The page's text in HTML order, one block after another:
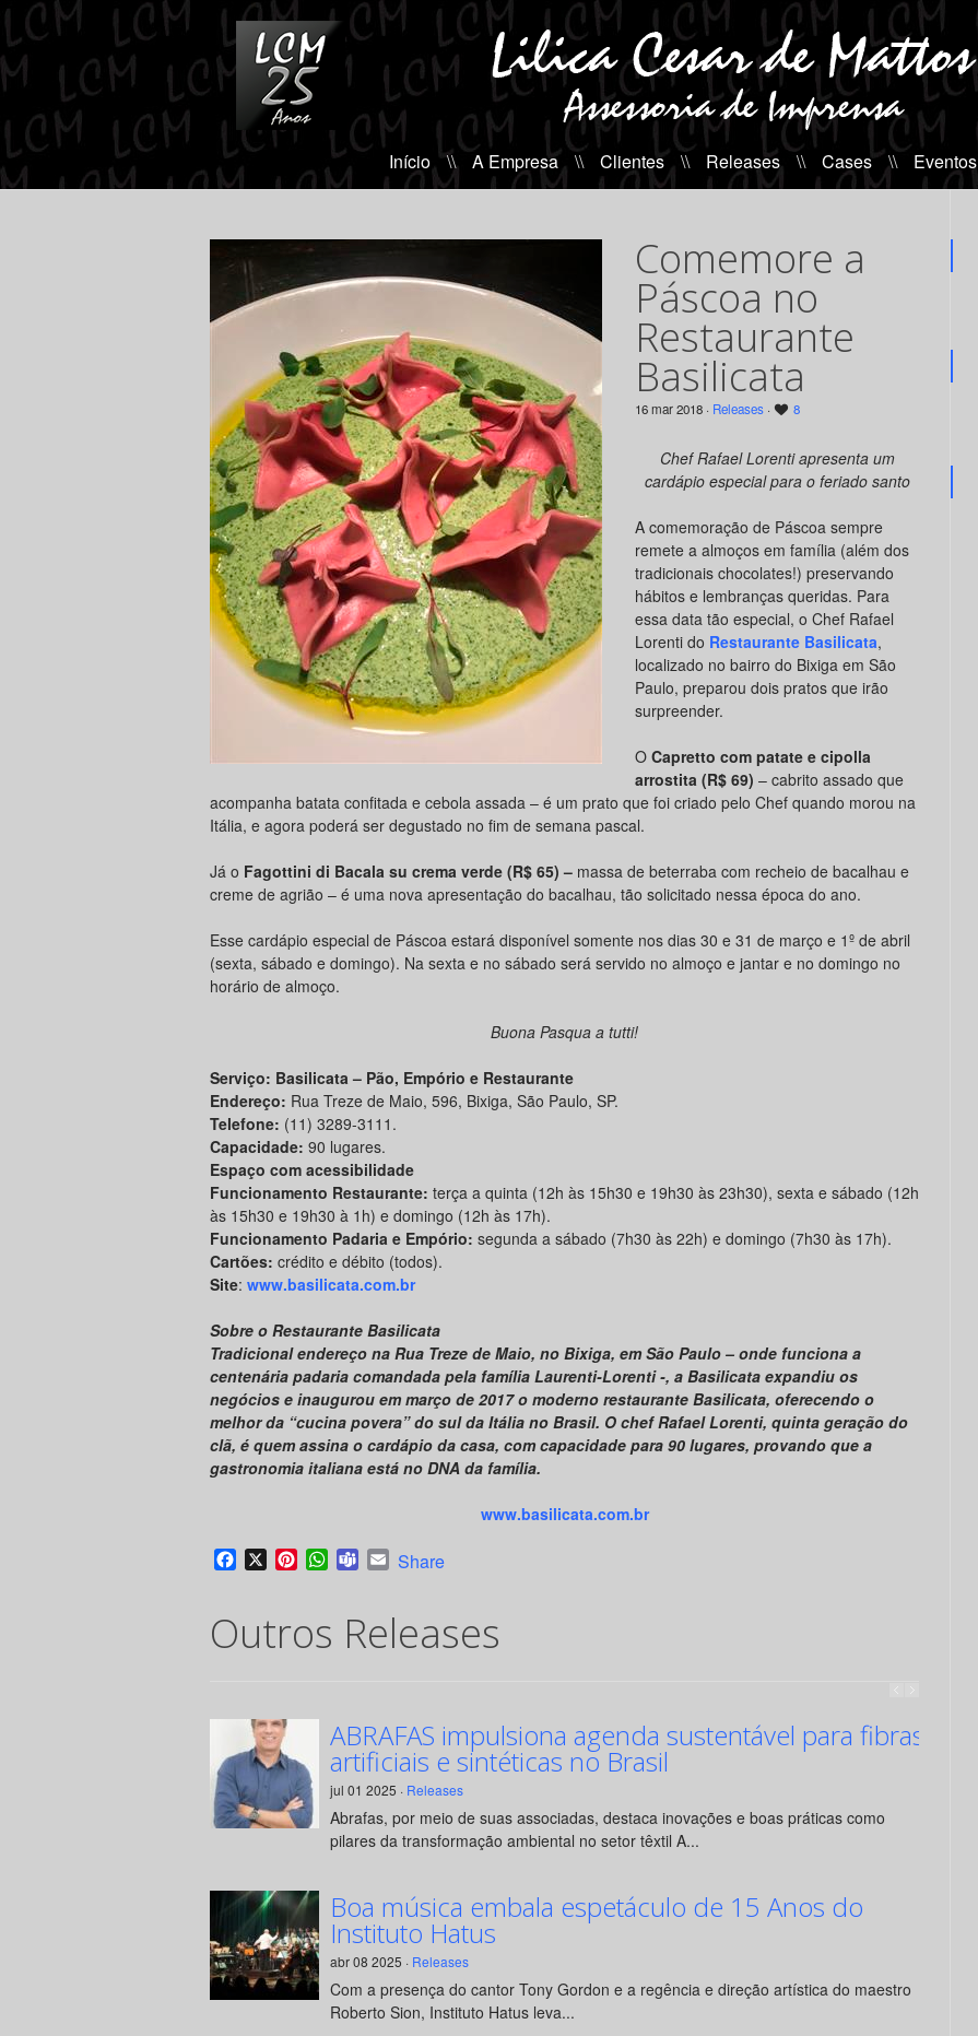
Início \\ A Empresa \\ Clientes \\ Releases \\ Cases \\ Eventos
Comemore a
Páscoa no
Restaurante
Basilicata
16 mar 2018 · Releases · 8
Chef Rafael Lorenti apresenta um
cardápio especial para o feriado santo
A comemoração de Páscoa sempre
remete a almoços em família (além dos
tradicionais chocolates!) preservando
hábitos e lembranças queridas. Para
essa data tão especial, o Chef Rafael
Lorenti do Restaurante Basilicata,
localizado no bairro do Bixiga em São
Paulo, preparou dois pratos que irão
surpreender.
O Capretto com patate e cipolla
arrostita (R$ 69) – cabrito assado que
acompanha batata confitada e cebola assada – é um prato que foi criado pelo Chef quando morou na
Itália, e agora poderá ser degustado no fim de semana pascal.
Já o Fagottini di Bacala su crema verde (R$ 65) – massa de beterraba com recheio de bacalhau e
creme de agrião – é uma nova apresentação do bacalhau, tão solicitado nessa época do ano.
Esse cardápio especial de Páscoa estará disponível somente nos dias 30 e 31 de março e 1º de abril
(sexta, sábado e domingo). Na sexta e no sábado será servido no almoço e jantar e no domingo no
horário de almoço.
Buona Pasqua a tutti!
Serviço: Basilicata – Pão, Empório e Restaurante
Endereço: Rua Treze de Maio, 596, Bixiga, São Paulo, SP.
Telefone: (11) 3289-3111.
Capacidade: 90 lugares.
Espaço com acessibilidade
Funcionamento Restaurante: terça a quinta (12h às 15h30 e 19h30 às 23h30), sexta e sábado (12h
às 15h30 e 19h30 à 1h) e domingo (12h às 17h).
Funcionamento Padaria e Empório: segunda a sábado (7h30 às 22h) e domingo (7h30 às 17h).
Cartões: crédito e débito (todos).
Site: www.basilicata.com.br
Sobre o Restaurante Basilicata
Tradicional endereço na Rua Treze de Maio, no Bixiga, em São Paulo – onde funciona a
centenária padaria comandada pela família Laurenti-Lorenti -, a Basilicata expandiu os
negócios e inaugurou em março de 2017 o moderno restaurante Basilicata, oferecendo o
melhor da “cucina povera” do sul da Itália no Brasil. O chef Rafael Lorenti, quinta geração do
clã, é quem assina o cardápio da casa, com capacidade para 90 lugares, provando que a
gastronomia italiana está no DNA da família.
www.basilicata.com.br
Facebook
X PinterestWhatsApp
TeamsEmail
Share
Outros Releases
ABRAFAS impulsiona agenda sustentável para fibras
artificiais e sintéticas no Brasil
jul 01 2025 · Releases
Abrafas, por meio de suas associadas, destaca inovações e boas práticas como
pilares da transformação ambiental no setor têxtil A...
Boa música embala espetáculo de 15 Anos do
Instituto Hatus
abr 08 2025 · Releases
Com a presença do cantor Tony Gordon e a regência e direção artística do maestro
Roberto Sion, Instituto Hatus leva...